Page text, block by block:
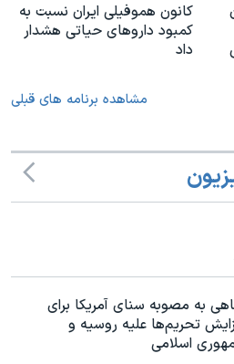
کانون هموفیلی ایران نسبت به
کمبود داروهای حیاتی هشدار
داد
مشاهده برنامه های قبلی
به مصوبه سنای آمریکا برای
تحریم‌ها علیه روسیه و
اسلامی